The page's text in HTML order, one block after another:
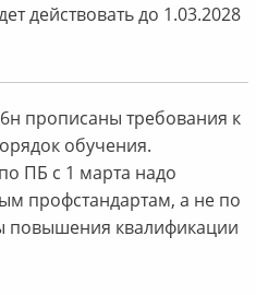
действовать до 1.03.2028
прописаны требования к
обучения.
ПБ с 1 марта надо
профстандартам, а не по
повышения квалификации